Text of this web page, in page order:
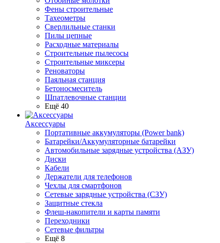
Фены строительные
Тахеометры
Сверлильные станки
Пилы цепные
Расходные материалы
Строительные пылесосы
Строительные миксеры
Реноваторы
Паяльная станция
Бетоносмеситель
Шпатлевочные станции
Ещё 40
Аксессуары
Портативные аккумуляторы (Power bank)
Батарейки/Аккумуляторные батарейки
Автомобильные зарядные устройства (АЗУ)
Диски
Кабели
Держатели для телефонов
Чехлы для смартфонов
Сетевые зарядные устройства (СЗУ)
Защитные стекла
Флеш-накопители и карты памяти
Переходники
Сетевые фильтры
Ещё 8